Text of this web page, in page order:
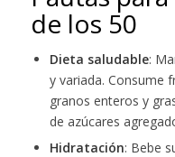
de los 50
Dieta saludable:
y variada. Consume
granos enteros y
de azúcares
Hidratación: Bebe